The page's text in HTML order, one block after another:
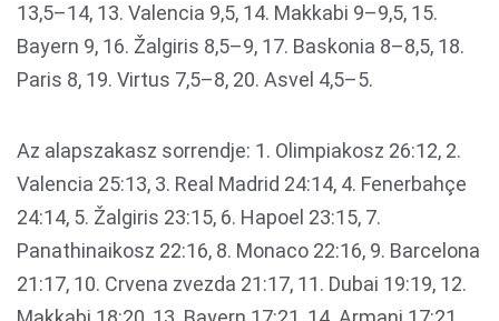
13,5–14, 13. Valencia 9,5, 14. Makkabi 9–9,5, 15.
Bayern 9, 16. Žalgiris 8,5–9, 17. Baskonia 8–8,5, 18.
Paris 8, 19. Virtus 7,5–8, 20. Asvel 4,5–5.
Az alapszakasz sorrendje: 1. Olimpiakosz 26:12, 2.
Valencia 25:13, 3. Real Madrid 24:14, 4. Fenerbahçe
24:14, 5. Žalgiris 23:15, 6. Hapoel 23:15, 7.
Panathinaikosz 22:16, 8. Monaco 22:16, 9. Barcelona
21:17, 10. Crvena zvezda 21:17, 11. Dubai 19:19, 12.